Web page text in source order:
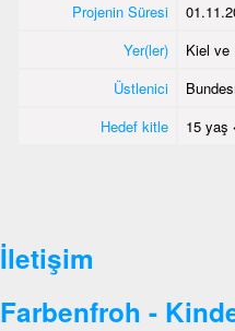
Projenin Süresi
Yer(ler)
Kiel
Üstlenici
Hedef kitle
15 yaş
İletişim
Farbenfroh -